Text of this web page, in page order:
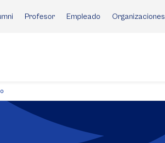
Profesor Empleado Organizaciones